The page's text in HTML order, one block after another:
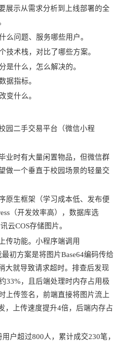
展示从需求分析到上线部署的全
么问题、服务哪些用户。
技术栈，对比了哪些方案。
是什么，怎么解决的。
据指标。
变什么。
园二手交易平台（微信小程
业时有大量闲置物品，但微信群
做一个垂直于校园场景的轻量交
原生框架（学习成本低、发布便
（开发效率高），数据库选
云COS存储图片。
传功能。小程序端调用
初方案是将图片Base64编码传给
大就导致请求超时。排查后发现
33%，且后端处理时内存占用极
上传签名，前端直接将图片流上
，上传速度提升4倍，后端内存占
户超过800人，累计成交230笔，